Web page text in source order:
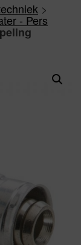
>
- Pers